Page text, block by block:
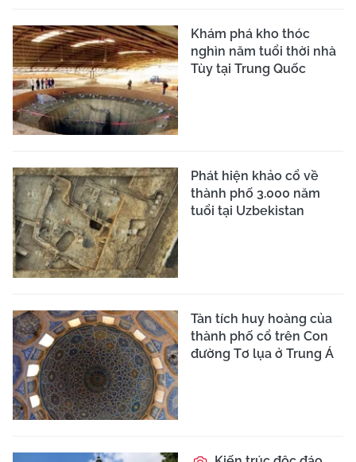
Khám phá kho thóc
nghìn năm tuổi thời nhà
Tùy tại Trung Quốc
Phát hiện khảo cổ về
thành phố 3.000 năm
tuổi tại Uzbekistan
Tàn tích huy hoàng của
thành phố cổ trên Con
đường Tơ lụa ở Trung Á